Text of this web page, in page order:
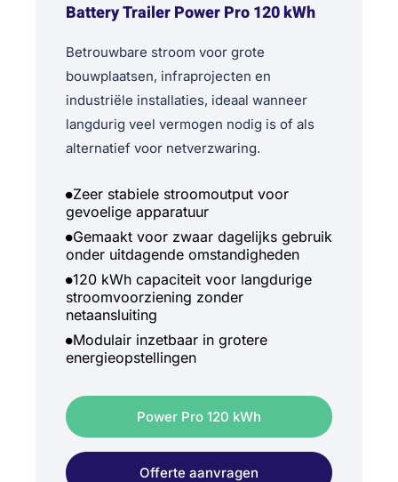
Battery Trailer Power Pro 120 kWh
Betrouwbare stroom voor grote
bouwplaatsen, infraprojecten en
industriële installaties, ideaal wanneer
langdurig veel vermogen nodig is of als
alternatief voor netverzwaring.
Zeer stabiele stroomoutput voor
gevoelige apparatuur
Gemaakt voor zwaar dagelijks gebruik
onder uitdagende omstandigheden
120 kWh capaciteit voor langdurige
stroomvoorziening zonder
netaansluiting
Modulair inzetbaar in grotere
energieopstellingen
Power Pro 120 kWh
Offerte aanvragen